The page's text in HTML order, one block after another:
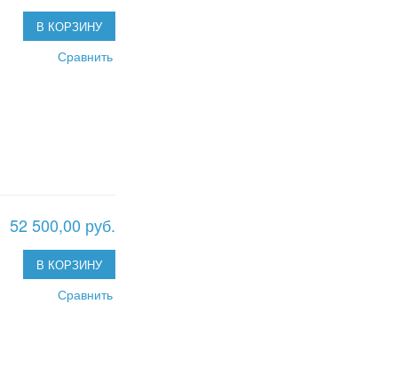
В КОРЗИНУ
Сравнить
52 500,00 руб.
В КОРЗИНУ
Сравнить